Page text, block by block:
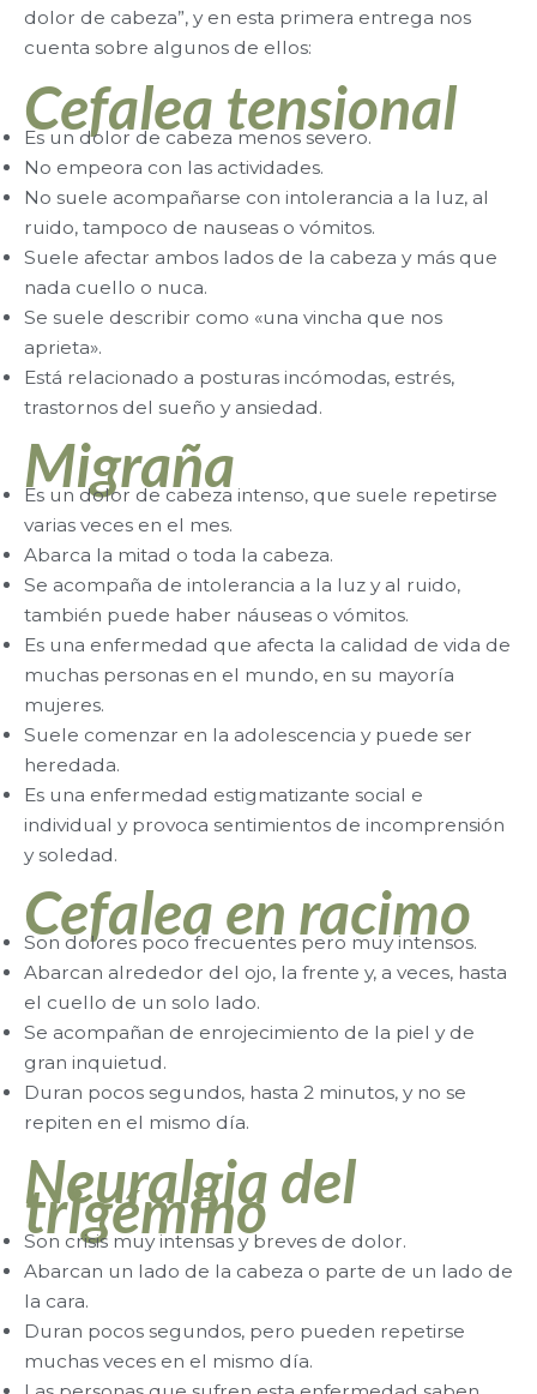
dolor de cabeza”, y en esta primera entrega nos
cuenta sobre algunos de ellos:
Cefalea tensional
Es un dolor de cabeza menos severo.
No empeora con las actividades.
No suele acompañarse con intolerancia a la luz, al
ruido, tampoco de nauseas o vómitos.
Suele afectar ambos lados de la cabeza y más que
nada cuello o nuca.
Se suele describir como «una vincha que nos
aprieta».
Está relacionado a posturas incómodas, estrés,
trastornos del sueño y ansiedad.
Migraña
Es un dolor de cabeza intenso, que suele repetirse
varias veces en el mes.
Abarca la mitad o toda la cabeza.
Se acompaña de intolerancia a la luz y al ruido,
también puede haber náuseas o vómitos.
Es una enfermedad que afecta la calidad de vida de
muchas personas en el mundo, en su mayoría
mujeres.
Suele comenzar en la adolescencia y puede ser
heredada.
Es una enfermedad estigmatizante social e
individual y provoca sentimientos de incomprensión
y soledad.
Cefalea en racimo
Son dolores poco frecuentes pero muy intensos.
Abarcan alrededor del ojo, la frente y, a veces, hasta
el cuello de un solo lado.
Se acompañan de enrojecimiento de la piel y de
gran inquietud.
Duran pocos segundos, hasta 2 minutos, y no se
repiten en el mismo día.
Neuralgia del
trigémino
Son crisis muy intensas y breves de dolor.
Abarcan un lado de la cabeza o parte de un lado de
la cara.
Duran pocos segundos, pero pueden repetirse
muchas veces en el mismo día.